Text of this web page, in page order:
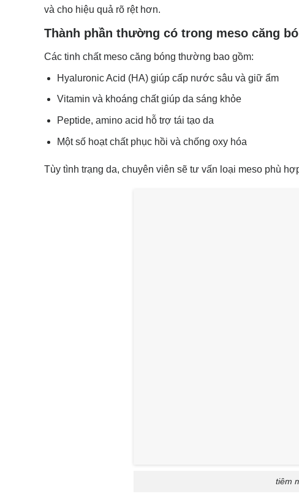
và cho hiệu quả rõ rệt hơn.
Thành phần thường có trong meso căng
Các tinh chất meso căng bóng thường bao gồm:
Hyaluronic Acid (HA) giúp cấp nước sâu và giữ ẩm
Vitamin và khoáng chất giúp da sáng khỏe
Peptide, amino acid hỗ trợ tái tạo da
Một số hoạt chất phục hồi và chống oxy hóa
Tùy tình trạng da, chuyên viên sẽ tư vấn loại meso phù
tiêm